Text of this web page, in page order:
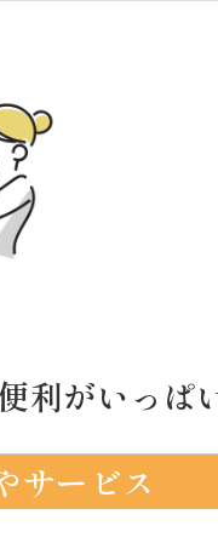
利がいっぱ
サービス